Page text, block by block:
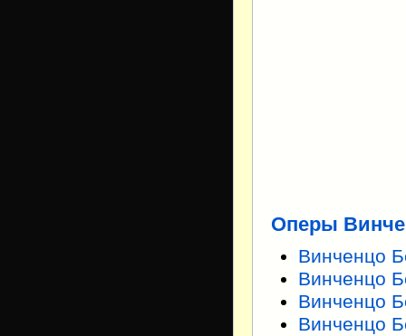
Оперы
Винченцо
Винченцо
Винченцо
Винченцо